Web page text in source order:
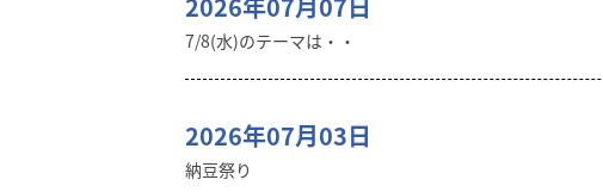
7/8(水)のテーマは・・
2026年07月03日
納豆祭り